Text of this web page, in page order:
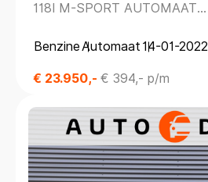
118I M-SPORT AUTOMAAT
BenzineAutomaat 14-01-2022
€ 23.950,- € 394,- p/m